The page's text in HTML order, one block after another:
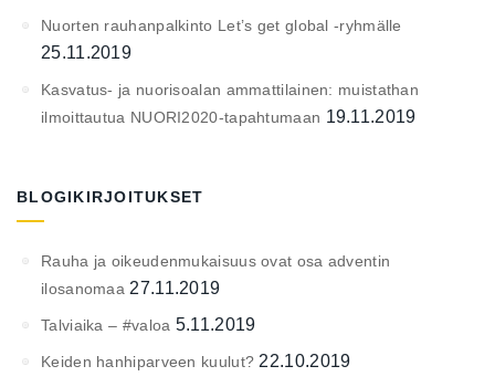
Nuorten rauhanpalkinto Let’s get global -ryhmälle
25.11.2019
Kasvatus- ja nuorisoalan ammattilainen: muistathan
ilmoittautua NUORI2020-tapahtumaan 19.11.2019
BLOGIKIRJOITUKSET
Rauha ja oikeudenmukaisuus ovat osa adventin
ilosanomaa 27.11.2019
Talviaika – #valoa 5.11.2019
Keiden hanhiparveen kuulut? 22.10.2019